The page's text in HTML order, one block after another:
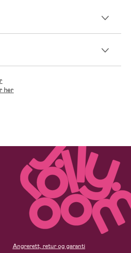
her
Angrerett, retur og garanti